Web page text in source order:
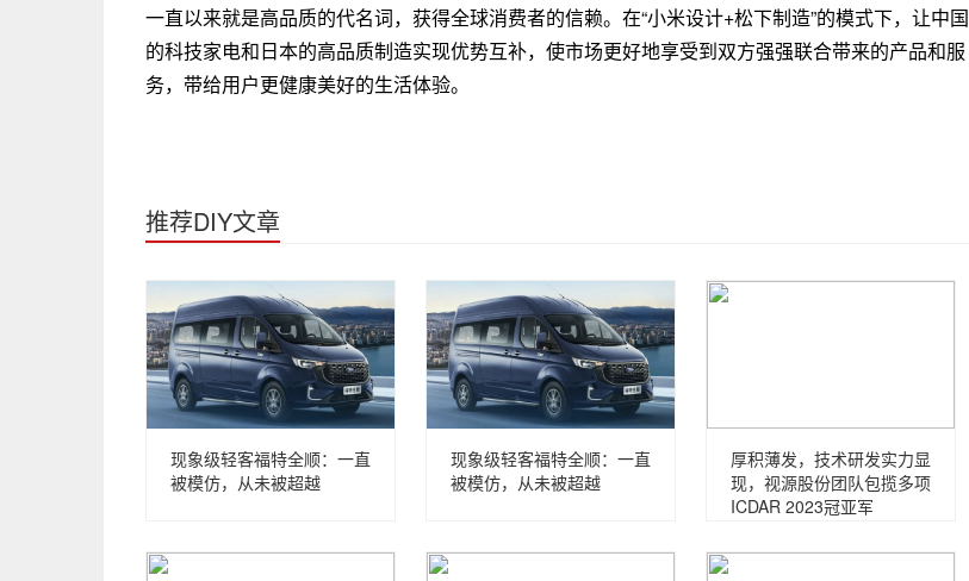
一直以来就是高品质的代名词，获得全球消费者的信赖。在“小米设计+松下制造”的模式下，让中国
的科技家电和日本的高品质制造实现优势互补，使市场更好地享受到双方强强联合带来的产品和服
务，带给用户更健康美好的生活体验。
推荐DIY文章
现象级轻客福特全顺：一直
被模仿，从未被超越
现象级轻客福特全顺：一直
被模仿，从未被超越
厚积薄发，技术研发实力显
现，视源股份团队包揽多项
ICDAR 2023冠亚军